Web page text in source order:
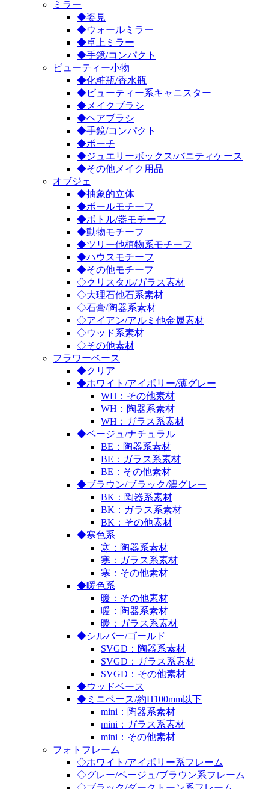
ミラー
◆姿見
◆ウォールミラー
◆卓上ミラー
◆手鏡/コンパクト
ビューティー小物
◆化粧瓶/香水瓶
◆ビューティー系キャニスター
◆メイクブラシ
◆ヘアブラシ
◆手鏡/コンパクト
◆ポーチ
◆ジュエリーボックス/バニティケース
◆その他メイク用品
オブジェ
◆抽象的立体
◆ボールモチーフ
◆ボトル/器モチーフ
◆動物モチーフ
◆ツリー他植物系モチーフ
◆ハウスモチーフ
◆その他モチーフ
◇クリスタル/ガラス素材
◇大理石他石系素材
◇石膏/陶器系素材
◇アイアン/アルミ他金属素材
◇ウッド系素材
◇その他素材
フラワーベース
◆クリア
◆ホワイト/アイボリー/薄グレー
WH：その他素材
WH：陶器系素材
WH：ガラス系素材
◆ベージュ/ナチュラル
BE：陶器系素材
BE：ガラス系素材
BE：その他素材
◆ブラウン/ブラック/濃グレー
BK：陶器系素材
BK：ガラス系素材
BK：その他素材
◆寒色系
寒：陶器系素材
寒：ガラス系素材
寒：その他素材
◆暖色系
暖：その他素材
暖：陶器系素材
暖：ガラス系素材
◆シルバー/ゴールド
SVGD：陶器系素材
SVGD：ガラス系素材
SVGD：その他素材
◆ウッドベース
◆ミニベース/約H100mm以下
mini：陶器系素材
mini：ガラス系素材
mini：その他素材
フォトフレーム
◇ホワイト/アイボリー系フレーム
◇グレー/ベージュ/ブラウン系フレーム